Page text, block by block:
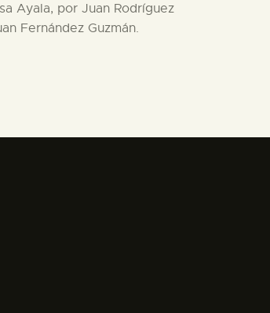
Ayala, por Juan Rodríguez
Fernández Guzmán.